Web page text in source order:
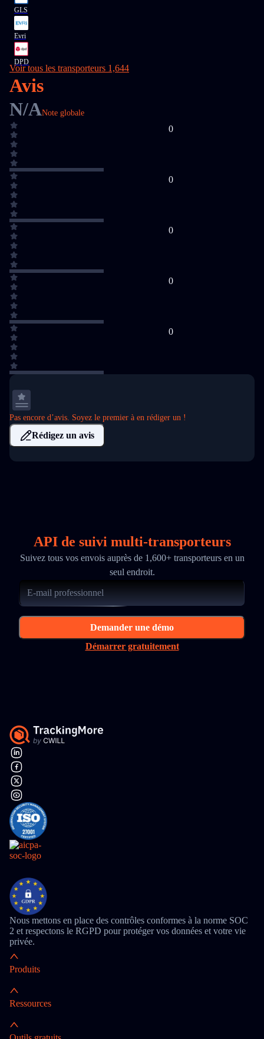
GLS
Evri
DPD
Voir tous les transporteurs 1,644
Avis
N/ANote globale
0
0
0
0
0
Pas encore d’avis. Soyez le premier à en rédiger un !
Rédigez un avis
API de suivi multi-transporteurs
Suivez tous vos envois auprès de 1,600+ transporteurs en un
seul endroit.
Demander une démo
Démarrer gratuitement
Nous mettons en place des contrôles conformes à la norme SOC
2 et respectons le RGPD pour protéger vos données et votre vie
privée.
Produits
Ressources